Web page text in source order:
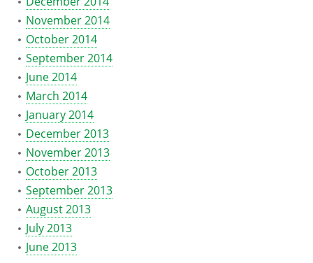
November 2014
October 2014
September 2014
June 2014
March 2014
January 2014
December 2013
November 2013
October 2013
September 2013
August 2013
July 2013
June 2013